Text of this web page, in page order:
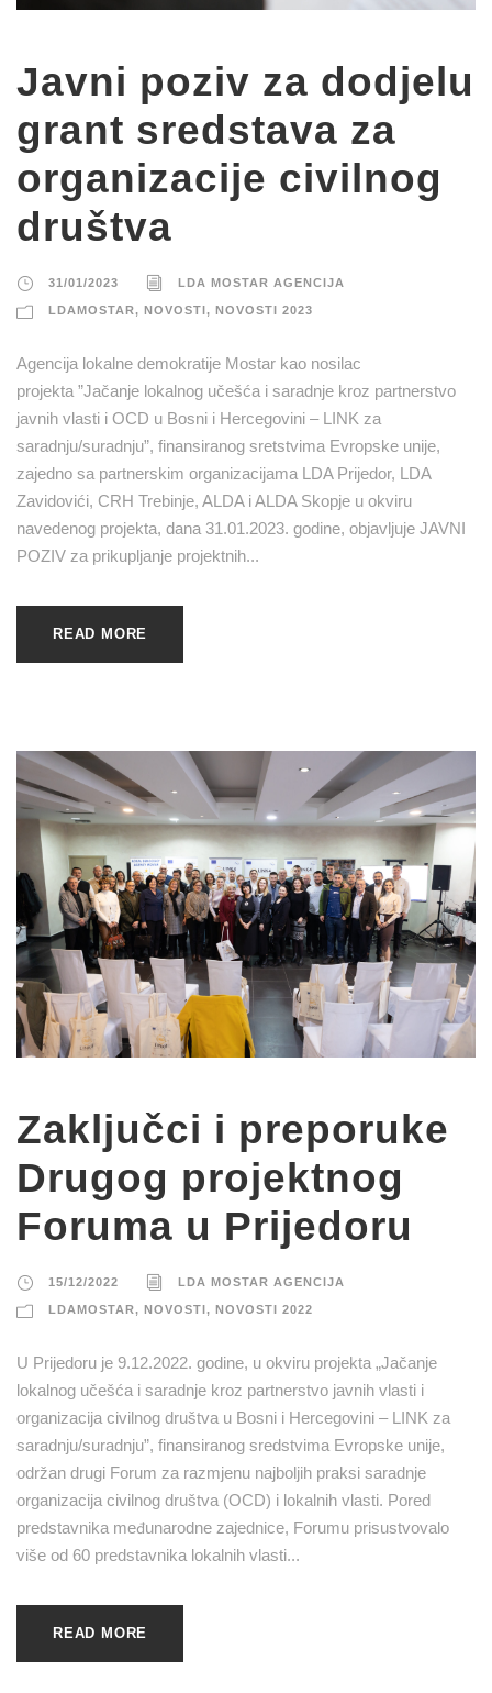
Javni poziv za dodjelu
grant sredstava za
organizacije civilnog
društva
31/01/2023 LDA MOSTAR AGENCIJA
LDAMOSTAR, NOVOSTI, NOVOSTI 2023
Agencija lokalne demokratije Mostar kao nosilac
projekta ”Jačanje lokalnog učešća i saradnje kroz partnerstvo
javnih vlasti i OCD u Bosni i Hercegovini – LINK za
saradnju/suradnju”, finansiranog sretstvima Evropske unije,
zajedno sa partnerskim organizacijama LDA Prijedor, LDA
Zavidovići, CRH Trebinje, ALDA i ALDA Skopje u okviru
navedenog projekta, dana 31.01.2023. godine, objavljuje JAVNI
POZIV za prikupljanje projektnih...
READ MORE
Zaključci i preporuke
Drugog projektnog
Foruma u Prijedoru
15/12/2022 LDA MOSTAR AGENCIJA
LDAMOSTAR, NOVOSTI, NOVOSTI 2022
U Prijedoru je 9.12.2022. godine, u okviru projekta „Jačanje
lokalnog učešća i saradnje kroz partnerstvo javnih vlasti i
organizacija civilnog društva u Bosni i Hercegovini – LINK za
saradnju/suradnju”, finansiranog sredstvima Evropske unije,
održan drugi Forum za razmjenu najboljih praksi saradnje
organizacija civilnog društva (OCD) i lokalnih vlasti. Pored
predstavnika međunarodne zajednice, Forumu prisustvovalo
više od 60 predstavnika lokalnih vlasti...
READ MORE